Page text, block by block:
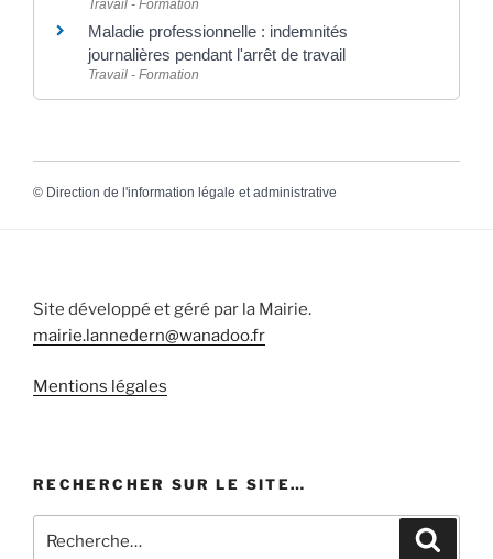
Travail - Formation
Maladie professionnelle : indemnités
journalières pendant l'arrêt de travail
Travail - Formation
© Direction de l'information légale et administrative
Site développé et géré par la Mairie.
mairie.lannedern@wanadoo.fr
Mentions légales
RECHERCHER SUR LE SITE…
pour